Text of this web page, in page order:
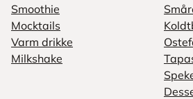
Smoothie
Mocktails
Varm drikke
Milkshake